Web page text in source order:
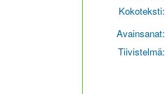
Kokoteksti:
Avainsanat:
Tiivistelmä: